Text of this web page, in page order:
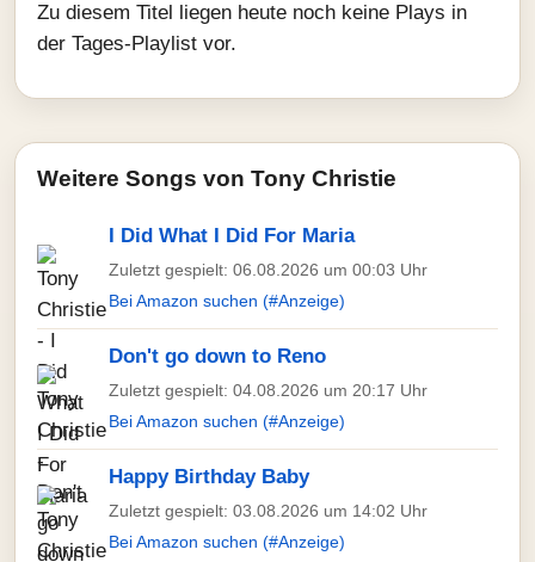
Zu diesem Titel liegen heute noch keine Plays in
der Tages-Playlist vor.
Weitere Songs von Tony Christie
I Did What I Did For Maria
Zuletzt gespielt: 06.08.2026 um 00:03 Uhr
Bei Amazon suchen (#Anzeige)
Don't go down to Reno
Zuletzt gespielt: 04.08.2026 um 20:17 Uhr
Bei Amazon suchen (#Anzeige)
Happy Birthday Baby
Zuletzt gespielt: 03.08.2026 um 14:02 Uhr
Bei Amazon suchen (#Anzeige)